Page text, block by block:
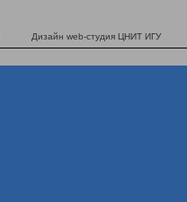
Дизайн web-студия ЦНИТ ИГУ